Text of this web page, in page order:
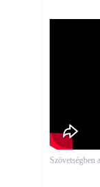
Szövetségben